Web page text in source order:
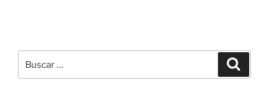
por: